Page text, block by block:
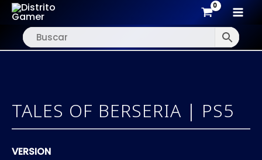
TALES OF BERSERIA | PS5
VERSION